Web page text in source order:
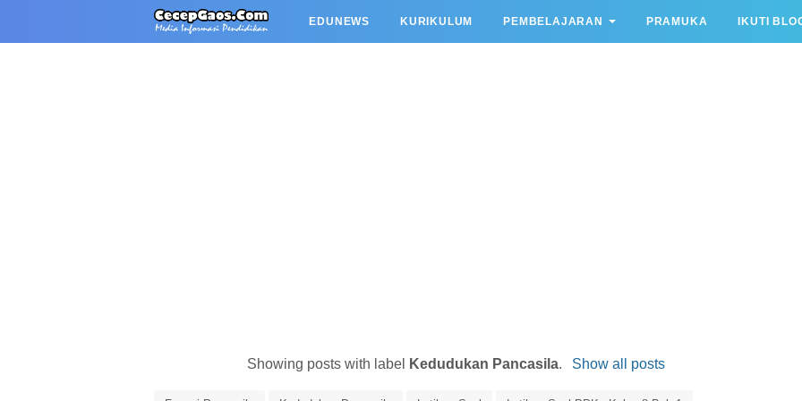
EDUNEWS KURIKULUM PEMBELAJARAN PRAMUKA IKUTI
Showing posts with label Kedudukan Pancasila. Show all posts